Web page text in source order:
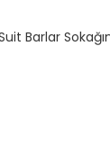
Barlar